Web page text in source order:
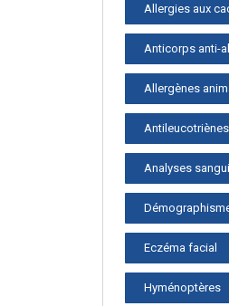
Allergies aux
Anticorps anti-
Allergènes
Antileucotriènes
Analyses
Eczéma facial
Hyménoptères